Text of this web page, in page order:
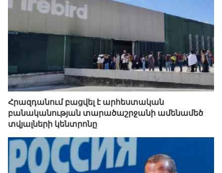
Հրազդանում բացվել է արհեստական
բանականության տարածաշրջանի ամենամեծ
տվյալների կենտրոնը